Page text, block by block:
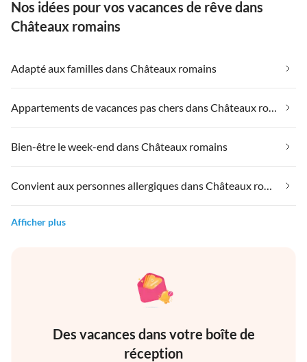
Nos idées pour vos vacances de rêve dans
Châteaux romains
Adapté aux familles dans Châteaux romains
Appartements de vacances pas chers dans Châteaux romains
Bien-être le week-end dans Châteaux romains
Convient aux personnes allergiques dans Châteaux romains
Afficher plus
Des vacances dans votre boîte de
réception